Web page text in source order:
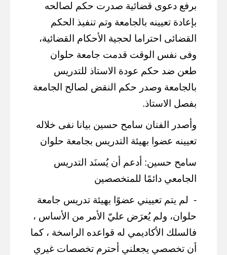
برفع دعوى قضائية صدرت حكم لصالحه
بإعادة تعيينه بالجامعة وتم تنفيذ الحكم
القضائى احتراما لحجية الأحكام القضائية،
وفى نفس الوقت قدمت جامعة حلوان
طعن ضد حكم عودة الاستاذ للتدريس
بالجامعة وصدر حكم النقض لصالح الجامعة
بفصل الاستاذ.
وأصدر الفنان سامح حسين بيانا نفى خلاله
تعيينه عضوا بهيئة التدريس بجامعة حلوان
سامح حسين: أدعم أن يُسنَد التدريس
الجامعي دائمًا للمتخصصين
- لم يتم تعييني عضوًا بهيئة تدريس جامعة
حلوان، ولم يُعرَض عليّ الأمر من الأساس ،
فالسلك الأكاديمي له قواعده الراسخة ، كما
أن تخصصي يجعلني أحترم تخصصات غيري